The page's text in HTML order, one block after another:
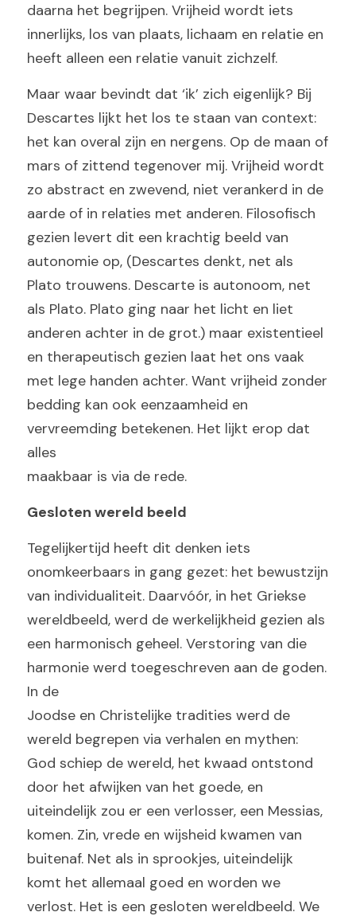
daarna het begrijpen. Vrijheid wordt iets
innerlijks, los van plaats, lichaam en relatie en
heeft alleen een relatie vanuit zichzelf.
Maar waar bevindt dat ‘ik’ zich eigenlijk? Bij
Descartes lijkt het los te staan van context:
het kan overal zijn en nergens. Op de maan of
mars of zittend tegenover mij. Vrijheid wordt
zo abstract en zwevend, niet verankerd in de
aarde of in relaties met anderen. Filosofisch
gezien levert dit een krachtig beeld van
autonomie op, (Descartes denkt, net als
Plato trouwens. Descarte is autonoom, net
als Plato. Plato ging naar het licht en liet
anderen achter in de grot.) maar existentieel
en therapeutisch gezien laat het ons vaak
met lege handen achter. Want vrijheid zonder
bedding kan ook eenzaamheid en
vervreemding betekenen. Het lijkt erop dat
alles
maakbaar is via de rede.
Gesloten wereld beeld
Tegelijkertijd heeft dit denken iets
onomkeerbaars in gang gezet: het bewustzijn
van individualiteit. Daarvóór, in het Griekse
wereldbeeld, werd de werkelijkheid gezien als
een harmonisch geheel. Verstoring van die
harmonie werd toegeschreven aan de goden.
In de
Joodse en Christelijke tradities werd de
wereld begrepen via verhalen en mythen:
God schiep de wereld, het kwaad ontstond
door het afwijken van het goede, en
uiteindelijk zou er een verlosser, een Messias,
komen. Zin, vrede en wijsheid kwamen van
buitenaf. Net als in sprookjes, uiteindelijk
komt het allemaal goed en worden we
verlost. Het is een gesloten wereldbeeld. We